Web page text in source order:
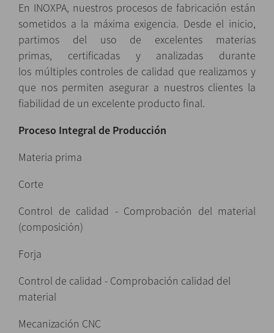
En INOXPA, nuestros procesos de fabricación están
sometidos a la máxima exigencia. Desde el inicio,
partimos del uso de excelentes materias
primas, certificadas y analizadas durante
los múltiples controles de calidad que realizamos y
que nos permiten asegurar a nuestros clientes la
fiabilidad de un excelente producto final.
Proceso Integral de Producción
Materia prima
Corte
Control de calidad - Comprobación del material
(composición)
Forja
Control de calidad - Comprobación calidad del
material
Mecanización CNC